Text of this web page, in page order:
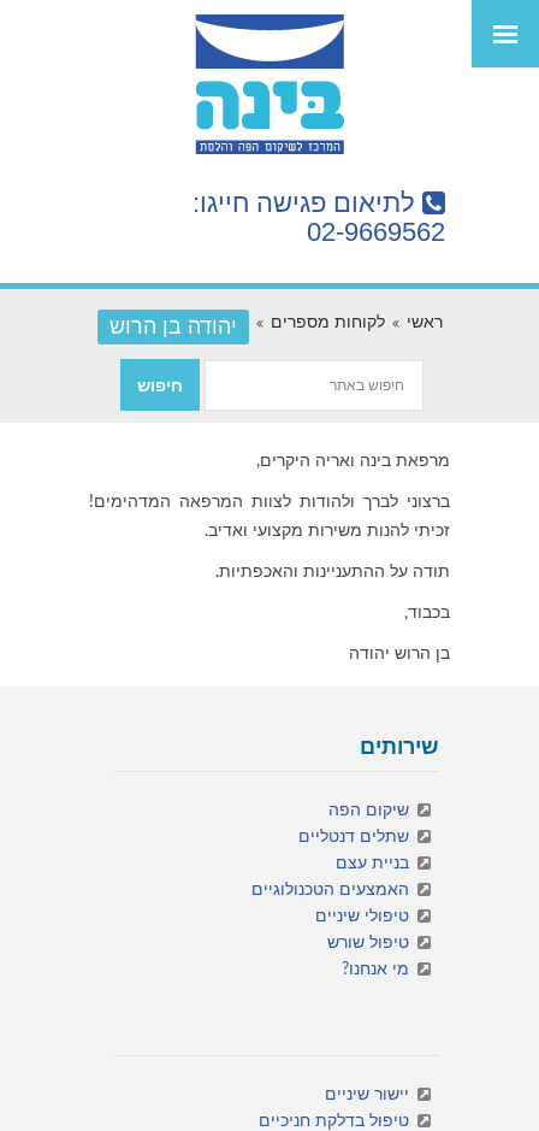
לתיאום פגישה חייגו:
02-9669562
ראשי לקוחות מספרים יהודה בן הרוש
מרפאת בינה ואריה היקרים,
ברצוני לברך ולהודות לצוות המרפאה המדהימים!
זכיתי להנות משירות מקצועי ואדיב.
תודה על ההתעניינות והאכפתיות.
בכבוד,
בן הרוש יהודה
שירותים
שיקום הפה
שתלים דנטליים
בניית עצם
האמצעים הטכנולוגיים
טיפולי שיניים
טיפול שורש
מי אנחנו?
יישור שיניים
טיפול בדלקת חניכיים